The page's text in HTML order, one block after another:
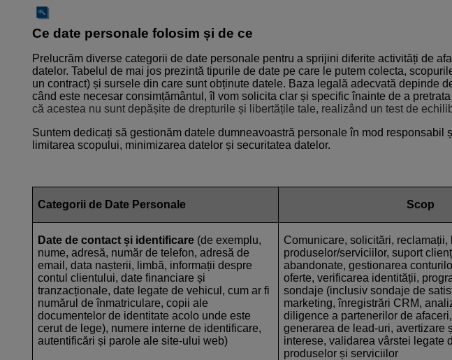
Ce date personale folosim și de ce
Prelucrăm diverse categorii de date personale pentru a sprijini diferite activități de
datelor. Tabelul de mai jos prezintă tipurile de date pe care le putem colecta,
un contract) și sursele din care sunt obținute datele. Baza legală adecvată depinde
când este necesar consimțământul, îl vom solicita clar și specific înainte de a
că acestea nu sunt depășite de drepturile și libertățile tale, realizând un test de
Suntem dedicați să gestionăm datele dumneavoastră personale în mod
limitarea scopului, minimizarea datelor și securitatea datelor.
Categorii de Date Personale Scop
Date de contact și identificare (de exemplu,
nume, adresă, număr de telefon, adresă de
email, data nașterii, limbă, informații despre
contul clientului, date financiare și
tranzacționale, date legate de vehicul, cum ar fi
numărul de înmatriculare, copii ale
documentelor de identitate acolo unde este
cerut de lege), numere interne de identificare,
autentificări și parole ale site-ului web)
Comunicare, solicitări, reclamații,
produselor/serviciilor, suport
abandonate, gestionarea
oferte, verificarea identității,
sondaje (inclusiv sondaje de
marketing, înregistrări CRM,
diligence a partenerilor de
generarea de lead-uri, avertizare
interese, validarea vârstei legate
produselor și serviciilor